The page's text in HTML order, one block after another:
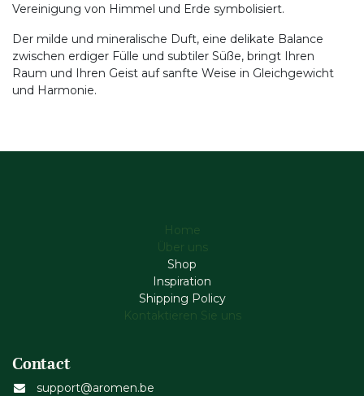
Vereinigung von Himmel und Erde symbolisiert.
Der milde und mineralische Duft, eine delikate Balance
zwischen erdiger Fülle und subtiler Süße, bringt Ihren
Raum und Ihren Geist auf sanfte Weise in Gleichgewicht
und Harmonie.
Home
Über uns
Shop
Inspiration
Shipping Policy
Kontaktieren Sie uns
Contact
support@aromen.be